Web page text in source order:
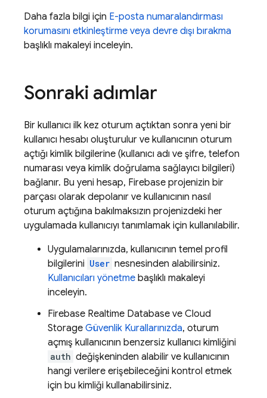
Daha fazla bilgi için E-posta numaralandırması
korumasını etkinleştirme veya devre dışı bırakma
başlıklı makaleyi inceleyin.
Sonraki adımlar
Bir kullanıcı ilk kez oturum açtıktan sonra yeni bir
kullanıcı hesabı oluşturulur ve kullanıcının oturum
açtığı kimlik bilgilerine (kullanıcı adı ve şifre, telefon
numarası veya kimlik doğrulama sağlayıcı bilgileri)
bağlanır. Bu yeni hesap, Firebase projenizin bir
parçası olarak depolanır ve kullanıcının nasıl
oturum açtığına bakılmaksızın projenizdeki her
uygulamada kullanıcıyı tanımlamak için kullanılabilir.
Uygulamalarınızda, kullanıcının temel profil
bilgilerini User nesnesinden alabilirsiniz.
Kullanıcıları yönetme başlıklı makaleyi
inceleyin.
Firebase Realtime Database ve Cloud
Storage Güvenlik Kurallarınızda, oturum
açmış kullanıcının benzersiz kullanıcı kimliğini
auth değişkeninden alabilir ve kullanıcının
hangi verilere erişebileceğini kontrol etmek
için bu kimliği kullanabilirsiniz.